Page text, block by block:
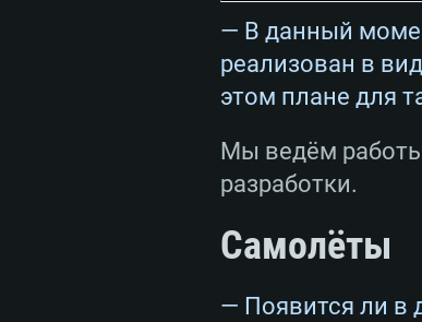
Минимальные
Минимальные
Минимальные
— В данный
реализован в
этом плане для
Мы ведём
разработки.
Самолёты
— Появится ли в